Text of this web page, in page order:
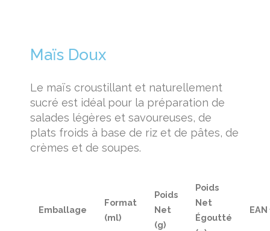
Maïs Doux
Le maïs croustillant et naturellement
sucré est idéal pour la préparation de
salades légères et savoureuses, de
plats froids à base de riz et de pâtes, de
crèmes et de soupes.
Emballage
Format
(ml)
Poids
Net
(g)
Poids
Net
Égoutté
EAN